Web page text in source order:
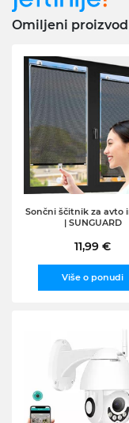
Omiljeni
Sončni ščitnik za avto
| SUNGUARD
11,99 €
Više o ponudi